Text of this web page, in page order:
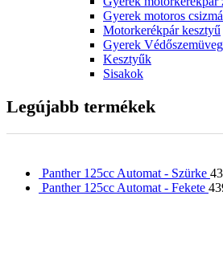
Gyerek motoros
Motorkerékpár kesztyű
Gyerek Védőszemüveg
Kesztyűk
Sisakok
Legújabb termékek
Panther 125cc Automat - Szürke
Panther 125cc Automat - Fekete